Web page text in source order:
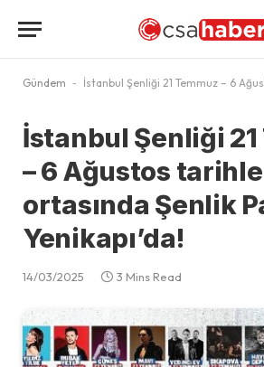
Gündem - İstanbul Şenliği 21 Temmuz – 6 Ağustos tarihleri
İstanbul Şenliği
– 6 Ağustos
ortasında Şenlik
Yenikapı’da!
14/03/2025 3 Mins Read